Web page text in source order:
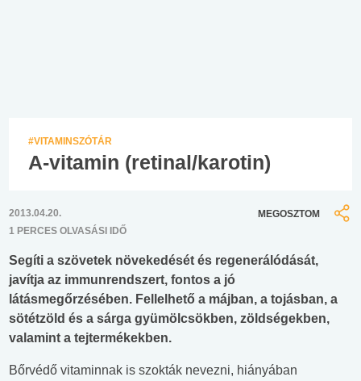
#VITAMINSZÓTÁR
A-vitamin (retinal/karotin)
2013.04.20.
1 PERCES OLVASÁSI IDŐ
MEGOSZTOM
Segíti a szövetek növekedését és regenerálódását,
javítja az immunrendszert, fontos a jó
látásmegőrzésében. Fellelhető a májban, a tojásban, a
sötétzöld és a sárga gyümölcsökben, zöldségekben,
valamint a tejtermékekben.
Bőrvédő vitaminnak is szokták nevezni, hiányában